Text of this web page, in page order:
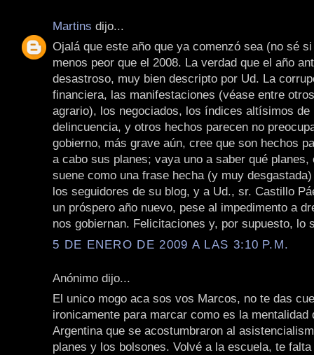
Martins dijo...
Ojalá que este año que ya comenzó sea (no sé
menos peor que el 2008. La verdad que el año
desastroso, muy bien descripto por Ud. La
financiera, las manifestaciones (véase entre
agrario), los negociados, los índices altísimos de
delincuencia, y otros hechos parecen no
gobierno, más grave aún, cree que son hechos
a cabo sus planes; vaya uno a saber qué planes,
suene como una frase hecha (y muy
los seguidores de su blog, y a Ud., sr. Castillo
un próspero año nuevo, pese al impedimento a
nos gobiernan. Felicitaciones y, por supuesto, lo
5 DE ENERO DE 2009 A LAS 3:10 P.M.
Anónimo dijo...
El unico mogo aca sos vos Marcos, no te das
ironicamente para marcar como es la mentalidad
Argentina que se acostumbraron al
planes y los bolsones. Volvé a la escuela, te